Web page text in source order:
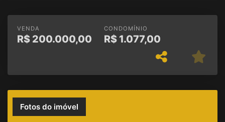
VENDA
R$ 200.000,00
CONDOMÍNIO
R$ 1.077,00
Fotos do imóvel